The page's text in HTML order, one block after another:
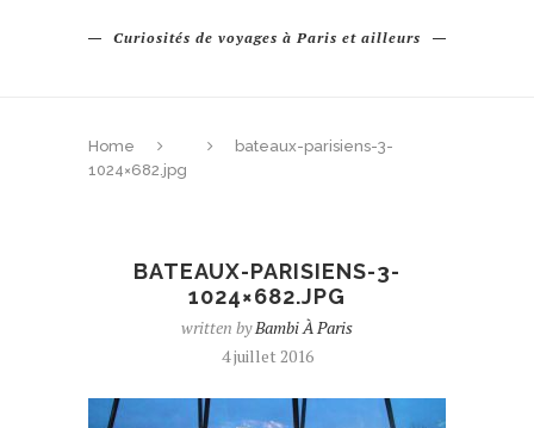
Curiosités de voyages à Paris et ailleurs
Home
bateaux-parisiens-3-
1024×682.jpg
BATEAUX-PARISIENS-3-
1024×682.JPG
written byBambi À Paris
4 juillet 2016